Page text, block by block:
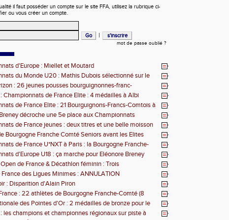
il faut posséder un compte sur le site FFA, utilisez la rubrique ci-
ou vous créer un compte.
|
mot de passe oublié ?
d'Europe : Miellet et Moutard
du Monde U20 : Mathis Dubois sélectionné sur le
: 26 jeunes pousses bourguignonnes-franc-
retenues
Championnats de France Elite : 4 médailles à Albi
de France Elite : 21 Bourguignons-Francs-Comtois à
décroche une 5e place aux Championnats
de France jeunes : deux titres et une belle moisson
pour la BFC
Bourgogne Franche Comté Seniors avant les Elites
de France U*NXT à Paris : la Bourgogne Franche-
forced'Europe U18 : ça marche pour Eléonore Breney
de France & Décathlon féminin : Trois
Francs-Comtois sur le podium
des Ligues Minimes : ANNULATION
: Disparition d'Alain Piron
: 22 athlètes de Bourgogne Franche-Comté (8
des Pointes d'Or : 2 médailles de bronze pour le
les champions et championnes régionaux sur piste à